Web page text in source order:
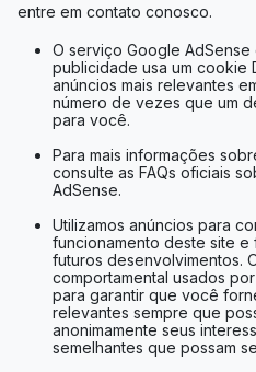
entre em contato conosco.
O serviço Google
publicidade usa um cookie
anúncios mais relevantes
número de vezes que um
para você.
Para mais informações
consulte as FAQs oficiais
AdSense.
Utilizamos anúncios para
funcionamento deste site
futuros desenvolvimentos.
comportamental usados
para garantir que você
relevantes sempre que
anonimamente seus
semelhantes que possam